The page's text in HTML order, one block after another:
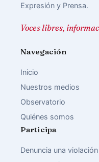
Expresión y Prensa.
Voces libres,
Navegación
Inicio
Nuestros medios
Observatorio
Quiénes somos
Participa
Denuncia una violación